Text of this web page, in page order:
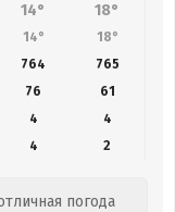
14° 18°
14° 18°
764 765
76 61
4
4
4 2
погода